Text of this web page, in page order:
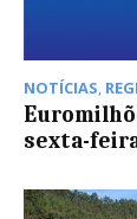
NOTÍCIAS,
sexta-